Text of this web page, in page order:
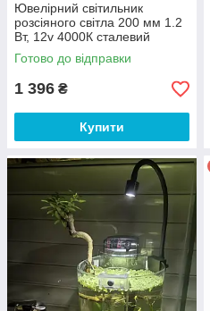
Ювелірний світильник
розсіяного світла 200 мм 1.2
Вт, 12v 4000К сталевий
корпус
Готово до відправки
1 396 ₴
Купити